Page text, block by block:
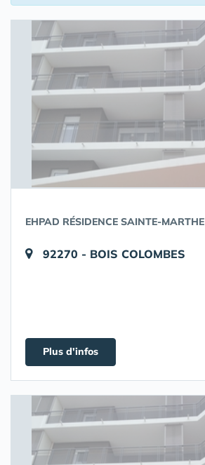
EHPAD RÉSIDENCE SAINTE-MARTHE
92270 - BOIS COLOMBES
Plus d'infos